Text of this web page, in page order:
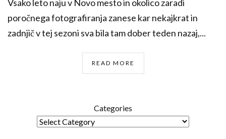
Vsako leto naju v Novo mesto in okolico zaradi
poročnega fotografiranja zanese kar nekajkrat in
zadnjič v tej sezoni sva bila tam dober teden nazaj,...
READ MORE
Categories